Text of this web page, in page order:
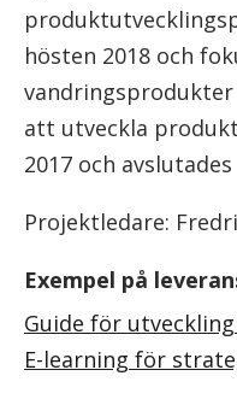
hösten 2018 och
vandringsprodukter
att utveckla
2017 och
Projektledare:
Exempel på
Guide för
E-learning för